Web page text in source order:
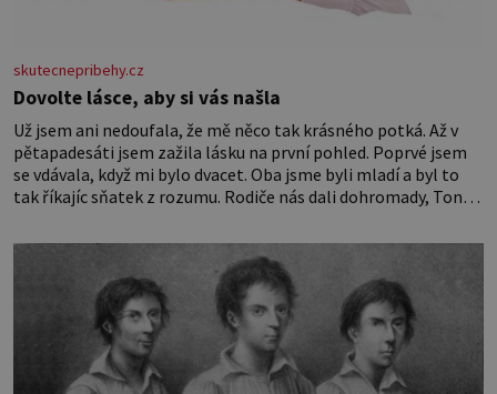
skutecnepribehy.cz
Dovolte lásce, aby si vás našla
Už jsem ani nedoufala, že mě něco tak krásného potká. Až v
pětapadesáti jsem zažila lásku na první pohled. Poprvé jsem
se vdávala, když mi bylo dvacet. Oba jsme byli mladí a byl to
tak říkajíc sňatek z rozumu. Rodiče nás dali dohromady, Toník
nesvědčilo, brzy jsme zjistili, že